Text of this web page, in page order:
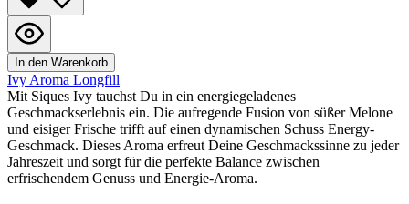
In den Warenkorb
Ivy Aroma Longfill
Mit Siques Ivy tauchst Du in ein energiegeladenes
Geschmackserlebnis ein. Die aufregende Fusion von süßer Melone
und eisiger Frische trifft auf einen dynamischen Schuss Energy-
Geschmack. Dieses Aroma erfreut Deine Geschmackssinne zu jeder
Jahreszeit und sorgt für die perfekte Balance zwischen
erfrischendem Genuss und Energie-Aroma.